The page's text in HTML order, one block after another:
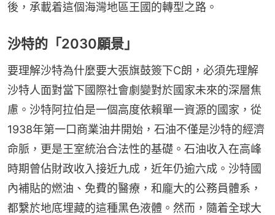
後，承載着這個海灣地區王國的轉型之路。
沙特的「2030願景」
要理解沙特為什麼要大張旗鼓簽下C朗，必須先理解
沙特人面對當下國際社會劇變對於國家未來的深層焦
慮。沙特阿拉伯是一個高度依賴單一資源的國家，從
1938年第一口商業油井開始，石油不僅是沙特的經濟
命脈，更是王室統治合法性的基礎。石油收入在高峰
時期曾佔財政收入接近九成，近年仍逾六成。沙特國
內補貼的燃油、免費的醫療，和龐大的公務員體系，
都繫於地底埋藏的這種黑色液體。然而，隨着全球大